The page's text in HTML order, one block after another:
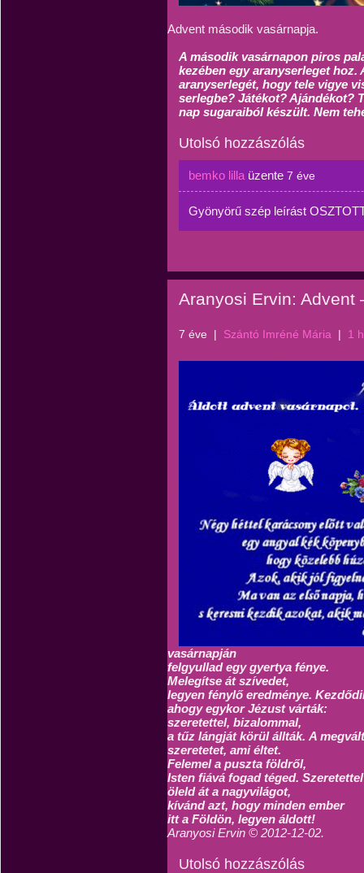
Advent második vasárnapja.
A második vasárnapon piros
kezében egy aranyserleget
aranyserlegét, hogy tele vigye
serlegbe? Játékot? Ajándékot?
nap sugaraiból készült. Nem
Utolsó hozzászólás
bemko lilla üzente 7 éve
Gyönyörű szép leírást
Aranyosi Ervin: Advent
7 éve | Szántó Imréné Mária | 1
vasárnapján
felgyullad egy gyertya fénye.
Melegítse át szívedet,
legyen fénylő eredménye.
ahogy egykor Jézust várták:
szeretettel, bizalommal,
a tűz lángját körül állták. A
szeretetet, ami éltet.
Felemel a puszta földről,
Isten fiává fogad téged.
öleld át a nagyvilágot,
kívánd azt, hogy minden ember
itt a Földön, legyen áldott!
Aranyosi Ervin © 2012-12-02.
Utolsó hozzászólás